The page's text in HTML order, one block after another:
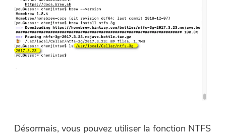
Désormais, vous pouvez utiliser la fonction NTFS